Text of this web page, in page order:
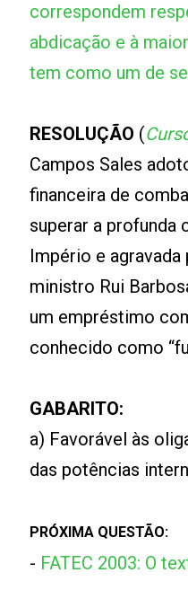
correspondem
abdicação e à
tem como um de
RESOLUÇÃO (
Campos Sales
financeira de
superar a profunda
Império e agravada
ministro Rui
um empréstimo
conhecido como
GABARITO:
a) Favorável às
das potências
PRÓXIMA QUESTÃO:
- FATEC 2003: O